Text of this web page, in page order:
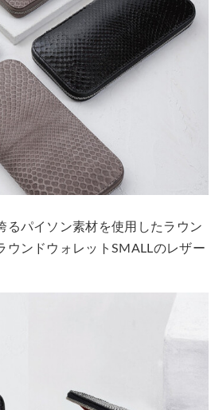
るパイソン素材を使用したラウン
ウンドウォレットSMALLのレザー